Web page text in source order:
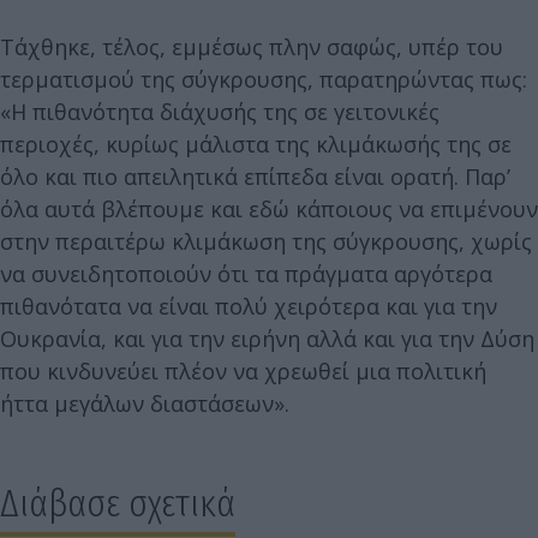
Τάχθηκε, τέλος, εμμέσως πλην σαφώς, υπέρ του
τερματισμού της σύγκρουσης, παρατηρώντας πως:
«Η πιθανότητα διάχυσής της σε γειτονικές
περιοχές, κυρίως μάλιστα της κλιμάκωσής της σε
όλο και πιο απειλητικά επίπεδα είναι ορατή. Παρ’
όλα αυτά βλέπουμε και εδώ κάποιους να επιμένουν
στην περαιτέρω κλιμάκωση της σύγκρουσης, χωρίς
να συνειδητοποιούν ότι τα πράγματα αργότερα
πιθανότατα να είναι πολύ χειρότερα και για την
Ουκρανία, και για την ειρήνη αλλά και για την Δύση
που κινδυνεύει πλέον να χρεωθεί μια πολιτική
ήττα μεγάλων διαστάσεων».
Διάβασε σχετικά